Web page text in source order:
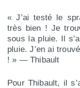
« J’ai testé le
très bien ! Je
sous la pluie. Il
pluie. J’en ai
! » — Thibault
Pour Thibault, il